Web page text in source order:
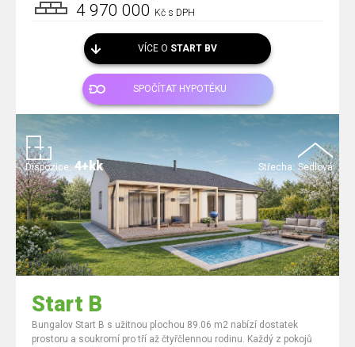
4 970 000 Kč s DPH
VÍCE O START BV
SPOČÍTAT HYPOTÉKU
Střecha: Sedlová
Dispozice: 4+kk
Start B
Bungalov Start B s užitnou plochou 89.06 m2 nabízí dostatek
prostoru a soukromí pro tří až čtyřčlennou rodinu. Každý z pokojů